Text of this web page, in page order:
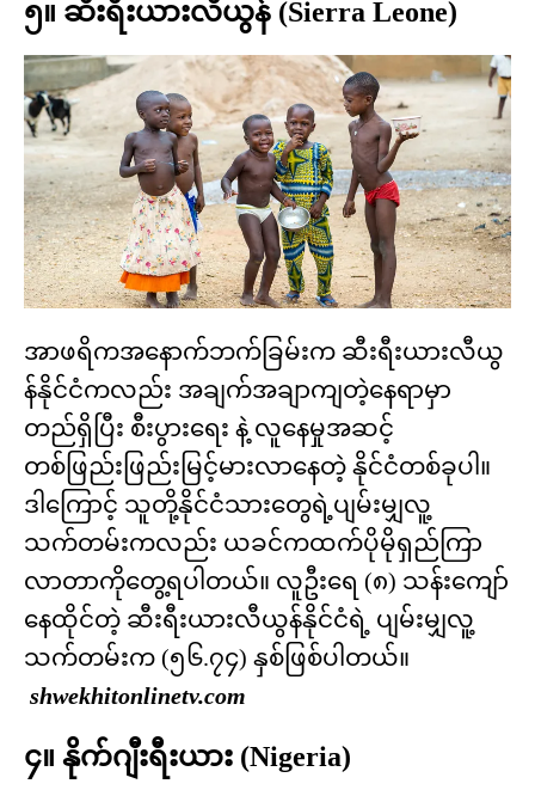
၅။ ဆီးရီးယားလီယွန် (Sierra Leone)
အာဖရိကအနောက်ဘက်ခြမ်းက ဆီးရီးယားလီယွ
န်နိုင်ငံကလည်း အချက်အချာကျတဲ့နေရာမှာ
တည်ရှိပြီး စီးပွားရေး နဲ့ လူနေမှုအဆင့်
တစ်ဖြည်းဖြည်းမြင့်မားလာနေတဲ့ နိုင်ငံတစ်ခုပါ။
ဒါကြောင့် သူတို့နိုင်ငံသားတွေရဲ့ပျမ်းမျှလူ့
သက်တမ်းကလည်း ယခင်ကထက်ပိုမိုရှည်ကြာ
လာတာကိုတွေ့ရပါတယ်။ လူဦးရေ (၈) သန်းကျော်
နေထိုင်တဲ့ ဆီးရီးယားလီယွန်နိုင်ငံရဲ့ ပျမ်းမျှလူ့
သက်တမ်းက (၅၆.၇၄) နှစ်ဖြစ်ပါတယ်။
shwekhitonlinetv.com
၄။ နိုက်ဂျီးရီးယား (Nigeria)